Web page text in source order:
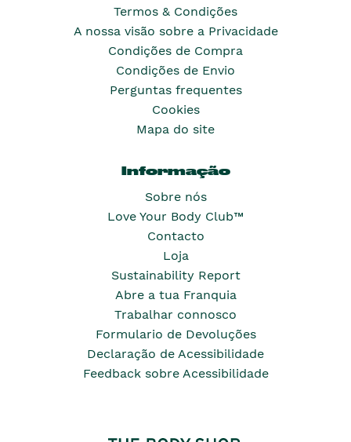
Termos & Condições
A nossa visão sobre a Privacidade
Condições de Compra
Condições de Envio
Perguntas frequentes
Cookies
Mapa do site
Informação
Sobre nós
Love Your Body Club™
Contacto
Loja
Sustainability Report
Abre a tua Franquia
Trabalhar connosco
Formulario de Devoluções
Declaração de Acessibilidade
Feedback sobre Acessibilidade